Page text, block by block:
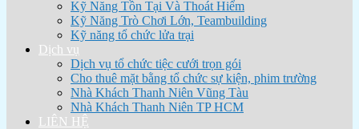
Kỹ Năng Tồn Tại Và Thoát Hiểm
Kỹ Năng Trò Chơi Lớn, Teambuilding
Kỹ năng tổ chức lửa trại
Dịch vụ
Dịch vụ tổ chức tiệc cưới trọn gói
Cho thuê mặt bằng tổ chức sự kiện, phim trường
Nhà Khách Thanh Niên Vũng Tàu
Nhà Khách Thanh Niên TP HCM
LIÊN HỆ